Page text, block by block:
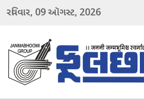
રવિવાર, 09ઑગસ્ટ, 2026